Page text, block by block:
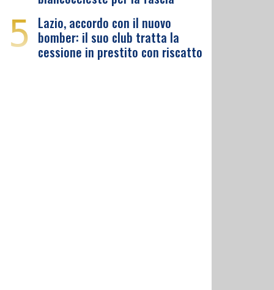
5 Lazio, accordo con il nuovo
bomber: il suo club tratta la
cessione in prestito con riscatto